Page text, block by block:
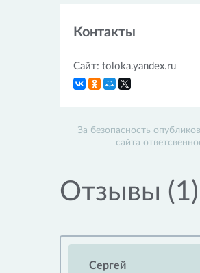
Оплата за работу
Контакты
Сайт: toloka.yandex.ru
За безопасность
сайта
Отзывы (1)
Cергей